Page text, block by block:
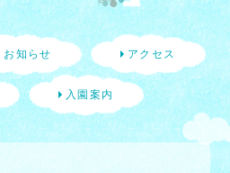
お知らせ アクセス
入園案内